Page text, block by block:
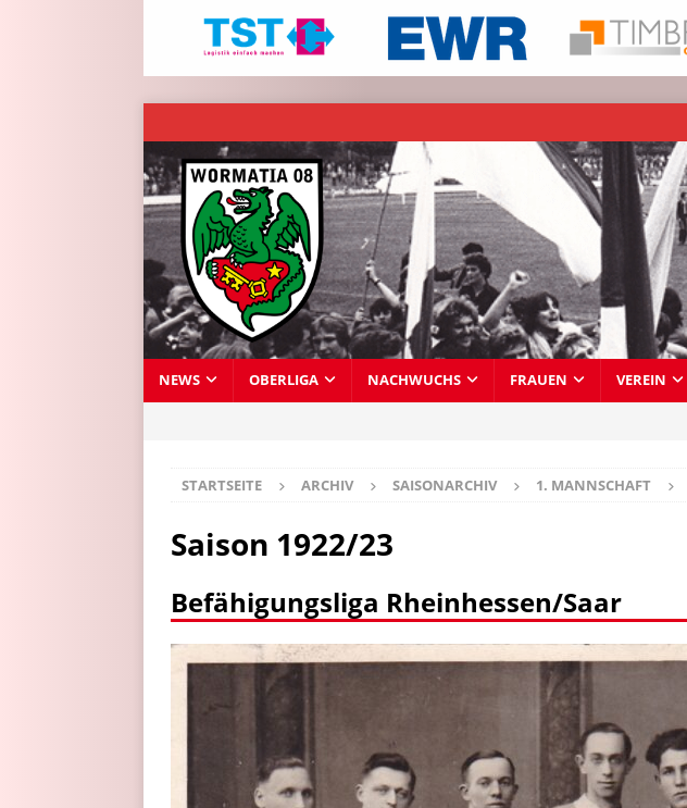
NEWS OBERLIGA NACHWUCHS FRAUEN VEREIN
STARTSEITE ARCHIV SAISONARCHIV 1. MANNSCHAFT
Saison 1922/23
Befähigungsliga Rheinhessen/Saar